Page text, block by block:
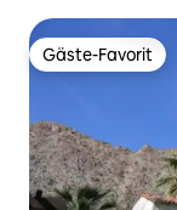
Gäste-Favorit
Gäste-Favorit